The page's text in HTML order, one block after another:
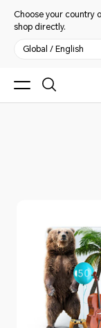
Choose your country
shop directly.
Global / English